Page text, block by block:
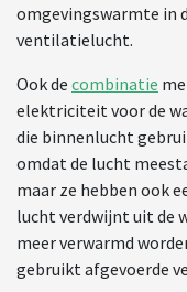
omgevingswarmte in
ventilatielucht.
Ook de combinatie
elektriciteit voor de
die binnenlucht
omdat de lucht
maar ze hebben ook
lucht verdwijnt uit de
meer verwarmd
gebruikt afgevoerde